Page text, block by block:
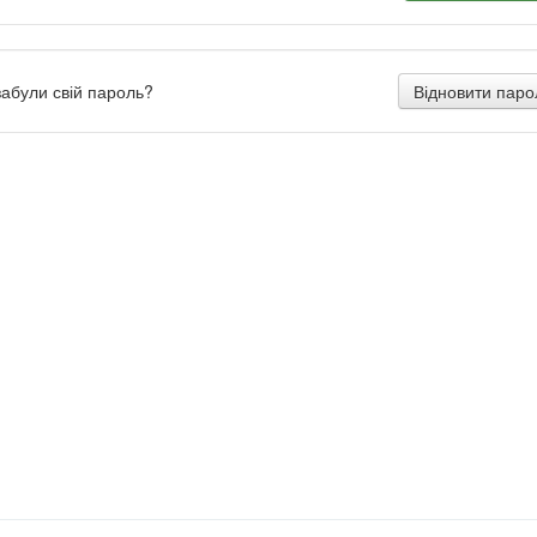
свій пароль? Відновити